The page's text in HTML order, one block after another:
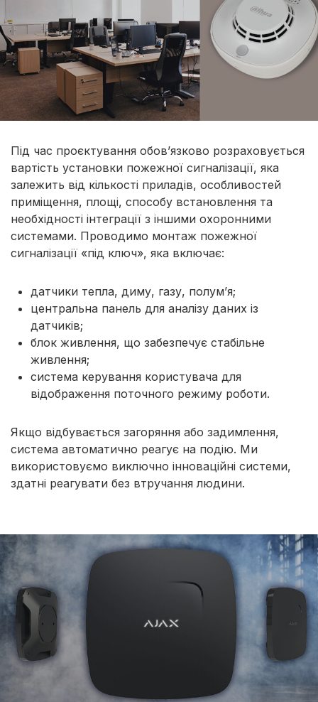
Під час проєктування обов’язково розраховується
вартість установки пожежної сигналізації, яка
залежить від кількості приладів, особливостей
приміщення, площі, способу встановлення та
необхідності інтеграції з іншими охоронними
системами. Проводимо монтаж пожежної
сигналізації «під ключ», яка включає:
датчики тепла, диму, газу, полум’я;
центральна панель для аналізу даних із
датчиків;
блок живлення, що забезпечує стабільне
живлення;
система керування користувача для
відображення поточного режиму роботи.
Якщо відбувається загоряння або задимлення,
система автоматично реагує на подію. Ми
використовуємо виключно інноваційні системи,
здатні реагувати без втручання людини.